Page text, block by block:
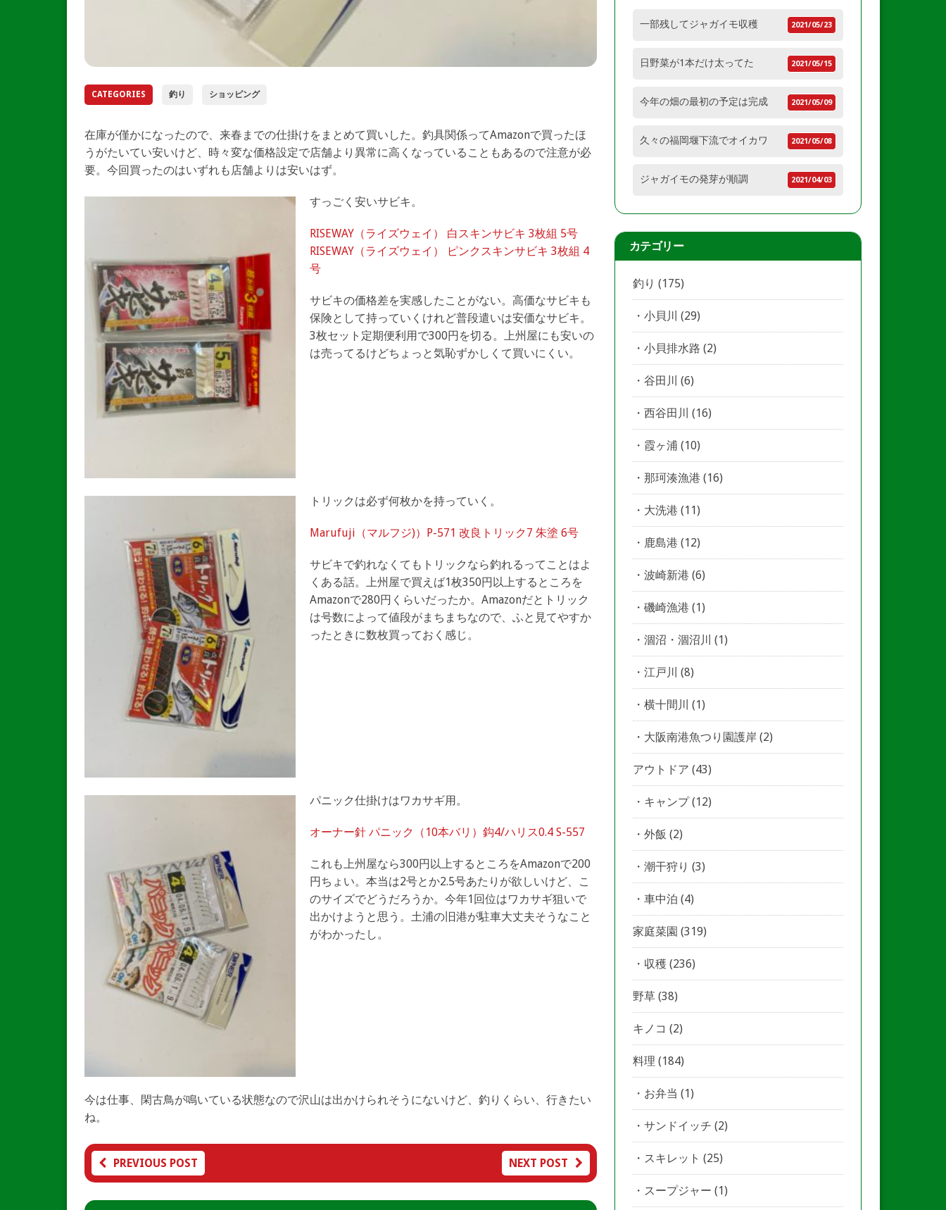
CATEGORIES 釣り ショッピング
在庫が僅かになったので、来春までの仕掛けをまとめて買いした。釣具関係ってAmazonで買ったほ
うがたいてい安いけど、時々変な価格設定で店舗より異常に高くなっていることもあるので注意が必
要。今回買ったのはいずれも店舗よりは安いはず。
すっごく安いサビキ。
RISEWAY（ライズウェイ） 白スキンサビキ 3枚組 5号
RISEWAY（ライズウェイ） ピンクスキンサビキ 3枚組 4
号
サビキの価格差を実感したことがない。高価なサビキも
保険として持っていくけれど普段遣いは安価なサビキ。
3枚セット定期便利用で300円を切る。上州屋にも安いの
は売ってるけどちょっと気恥ずかしくて買いにくい。
トリックは必ず何枚かを持っていく。
Marufuji（マルフジ)）P-571 改良トリック7 朱塗 6号
サビキで釣れなくてもトリックなら釣れるってことはよ
くある話。上州屋で買えば1枚350円以上するところを
Amazonで280円くらいだったか。Amazonだとトリック
は号数によって値段がまちまちなので、ふと見てやすか
ったときに数枚買っておく感じ。
パニック仕掛けはワカサギ用。
オーナー針 パニック（10本バリ）鈎4/ハリス0.4 S-557
これも上州屋なら300円以上するところをAmazonで200
円ちょい。本当は2号とか2.5号あたりが欲しいけど、こ
のサイズでどうだろうか。今年1回位はワカサギ狙いで
出かけようと思う。土浦の旧港が駐車大丈夫そうなこと
がわかったし。
今は仕事、閑古鳥が鳴いている状態なので沢山は出かけられそうにないけど、釣りくらい、行きたい
ね。
PREVIOUS POST NEXT POST
一部残してジャガイモ収穫 2021/05/23
日野菜が1本だけ太ってた 2021/05/15
今年の畑の最初の予定は完成 2021/05/09
久々の福岡堰下流でオイカワ 2021/05/08
ジャガイモの発芽が順調 2021/04/03
カテゴリー
釣り (175)
小貝川 (29)
小貝排水路 (2)
谷田川 (6)
西谷田川 (16)
霞ヶ浦 (10)
那珂湊漁港 (16)
大洗港 (11)
鹿島港 (12)
波崎新港 (6)
磯崎漁港 (1)
涸沼・涸沼川 (1)
江戸川 (8)
横十間川 (1)
大阪南港魚つり園護岸 (2)
アウトドア (43)
キャンプ(12)
外飯 (2)
潮干狩り (3)
車中泊 (4)
家庭菜園 (319)
収穫 (236)
野草(38)
キノコ (2)
料理 (184)
お弁当 (1)
サンドイッチ (2)
スキレット (25)
スープジャー (1)